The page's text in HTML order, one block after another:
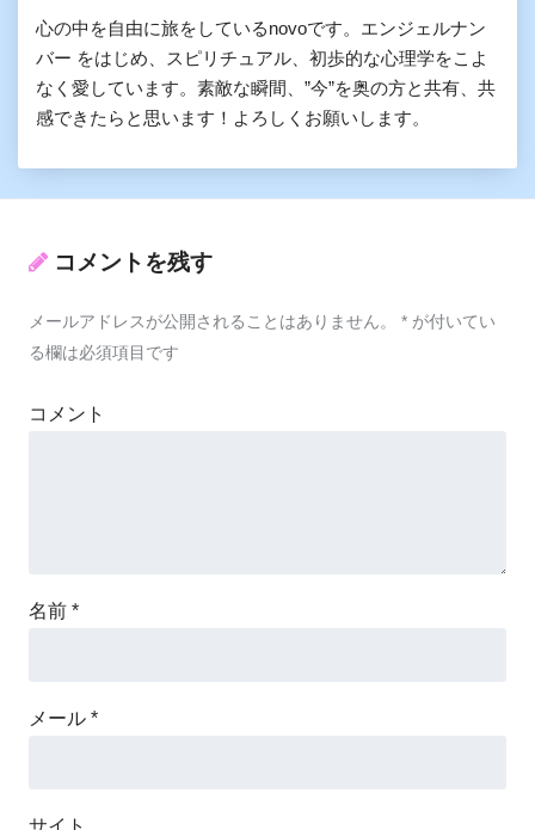
心の中を自由に旅をしているnovoです。エンジェルナン
バー をはじめ、スピリチュアル、初歩的な心理学をこよ
なく愛しています。素敵な瞬間、”今”を奥の方と共有、共
感できたらと思います！よろしくお願いします。
コメントを残す
メールアドレスが公開されることはありません。 * が付いてい
る欄は必須項目です
コメント
名前 *
メール *
サイト